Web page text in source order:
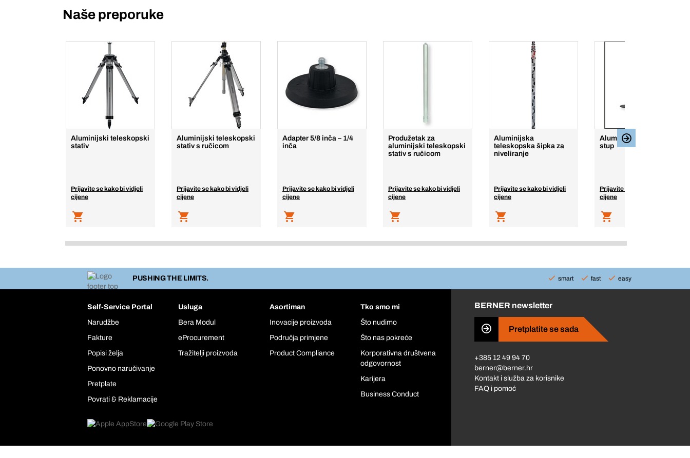
Naše preporuke
Aluminijski teleskopski
stativ
Prijavite se kako bi vidjeli
cijene
Aluminijski teleskopski
stativ s ručicom
Prijavite se kako bi vidjeli
cijene
Adapter 5/8 inča – 1/4
inča
Prijavite se kako bi vidjeli
cijene
Produžetak za
aluminijski teleskopski
stativ s ručicom
Prijavite se kako bi vidjeli
cijene
Aluminijska
teleskopska šipka za
niveliranje
Prijavite se kako bi vidjeli
cijene
Aluminijski teleskopski
stup
Prijavite se kako bi vidjeli
cijene
PUSHING THE LIMITS. smart fast easy
Self-Service Portal
Narudžbe
Fakture
Popisi želja
Ponovno naručivanje
Pretplate
Povrati & Reklamacije
Usluga
Bera Modul
eProcurement
Tražitelji proizvoda
Asortiman
Inovacije proizvoda
Područja primjene
Product Compliance
Tko smo mi
Što nudimo
Što nas pokreće
Korporativna društvena
odgovornost
Karijera
Business Conduct
BERNER newsletter
Pretplatite se sada
+385 12 49 94 70
berner@berner.hr
Kontakt i služba za korisnike
FAQ i pomoć